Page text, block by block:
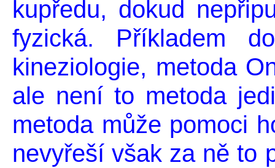
kupředu, dokud
fyzická. Příkladem
kineziologie, metoda
ale není to metoda
metoda může pomoci
nevyřeší však za ně to